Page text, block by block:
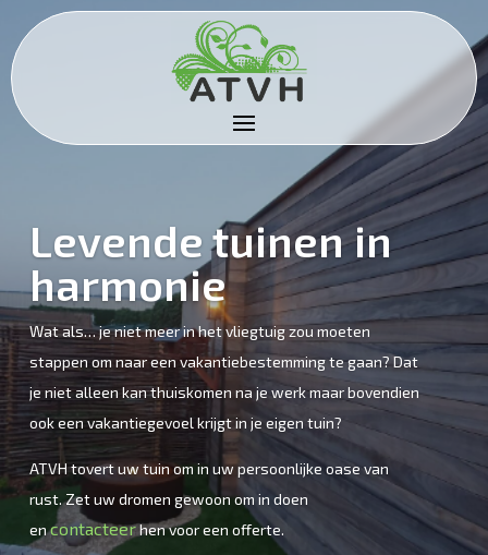
Levende tuinen in
harmonie
Wat als… je niet meer in het vliegtuig zou moeten
stappen om naar een vakantiebestemming te gaan? Dat
je niet alleen kan thuiskomen na je werk maar bovendien
ook een vakantiegevoel krijgt in je eigen tuin?
ATVH tovert uw tuin om in uw persoonlijke oase van
rust. Zet uw dromen gewoon om in doen
encontacteerhen voor een offerte.